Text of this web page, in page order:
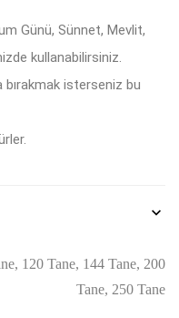
Günü, Sünnet, Mevlit,
kullanabilirsiniz.
bırakmak isterseniz bu
120 Tane, 144 Tane, 200
Tane, 250 Tane